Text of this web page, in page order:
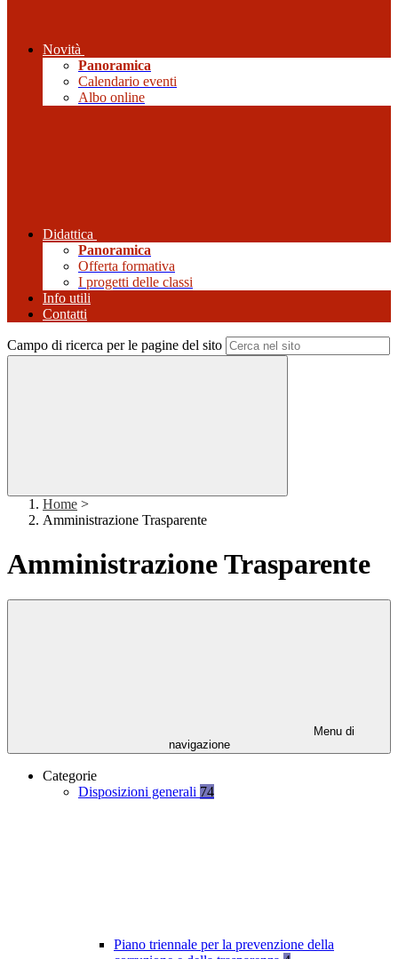
Novità
Panoramica
Calendario eventi
Albo online
Didattica
Panoramica
Offerta formativa
I progetti delle classi
Info utili
Contatti
Campo di ricerca per le pagine del sito
Home >
Amministrazione Trasparente
Amministrazione Trasparente
Menu di
navigazione
Categorie
Disposizioni generali 74
Piano triennale per la prevenzione della